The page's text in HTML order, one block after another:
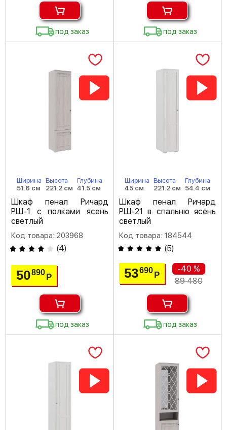
под заказ под заказ
Ширина
51.6 см
Высота
221.2 см
Глубина
41.5 см
Шкаф пенал Ричард
РШ-1 с полками ясень
светлый
Код товара: 203968
(4)
50890Р
под заказ
Ширина
45 см
Высота
221.2 см
Глубина
54.4 см
Шкаф пенал Ричард
РШ-21 в спальню ясень
светлый
Код товара: 184544
(5)
53690 Р
-40 %
89 480
под заказ